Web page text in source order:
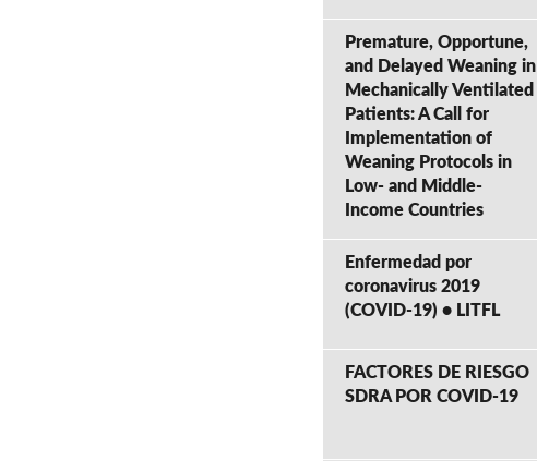
Premature, Opportune,
and Delayed Weaning in
Mechanically Ventilated
Patients: A Call for
Implementation of
Weaning Protocols in
Low- and Middle-
Income Countries
Enfermedad por
coronavirus 2019
(COVID-19) • LITFL
FACTORES DE RIESGO
SDRA POR COVID-19